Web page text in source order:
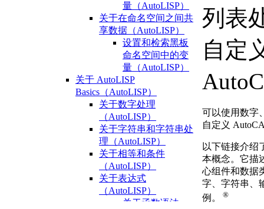
量（AutoLISP）
关于在命名空间之间共
享数据（AutoLISP）
设置和检索黑板
命名空间中的变
量（AutoLISP）
关于 AutoLISP
Basics（AutoLISP）
关于数字处理
（AutoLISP）
关于字符串和字符串处
理（AutoLISP）
关于相等和条件
（AutoLISP）
关于表达式
（AutoLISP）
关于函数语法
列表
自定
可以使用数字
自定义
以下链接介绍
本概念。它描
心组件和数据
字、字符串、
例。
®